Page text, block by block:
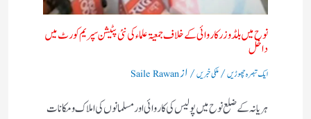
نوح میں بلڈوزر کاروائی کے خلاف جمعیۃ علماء کی نئی پٹیشن سپریم کورٹ میں
داخل
ایک تبصرہ چھوڑیں/ملکی خبریں/ ازSaile Rawan
ہریانہ کے ضلع نوح میں پولیس کی کاروائی اور مسلمانوں کی املاک و مکانات